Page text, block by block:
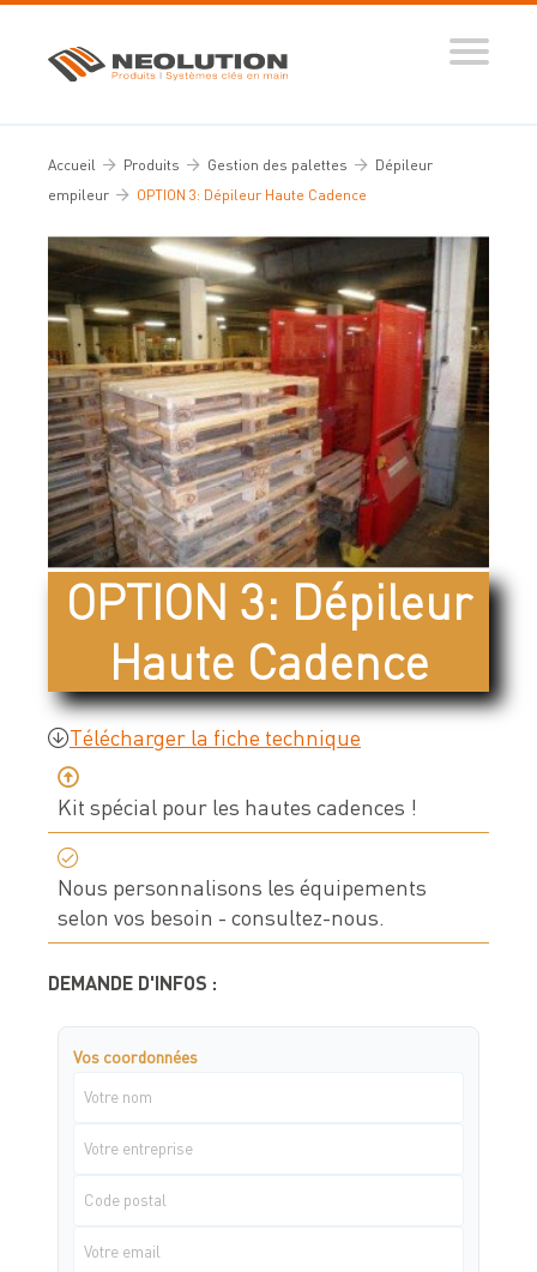
Produits
Ingénierie des flux
Conseils d’expert
Nos réalisations
Tous nos conseils
Dictionnaire de la manutention
Guide de sélection
Vidéos
Devis & contact
À propos de Neolution
Qui sommes-nous
Témoignages
Nos partenaires
Support & SAV
Accueil Produits Gestion des palettes
Dépileur
empileur
OPTION 3: Dépileur Haute Cadence
OPTION 3: Dépileur
Haute Cadence
Télécharger la fiche technique
Kit spécial pour les hautes cadences !
Nous personnalisons les équipements
selon vos besoin - consultez-nous.
DEMANDE D'INFOS :
Vos coordonnées